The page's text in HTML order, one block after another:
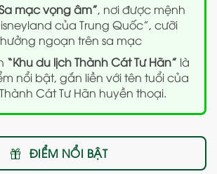
mạc vọng âm”, nơi được mệnh
của Trung Quốc”, cưỡi
ngoạn trên sa mạc
“Khu du lịch Thành Cát Tư Hãn” là
nổi bật, gắn liền với tên tuổi của
Cát Tư Hãn huyền thoại.
ĐIỂM NỔI BẬT